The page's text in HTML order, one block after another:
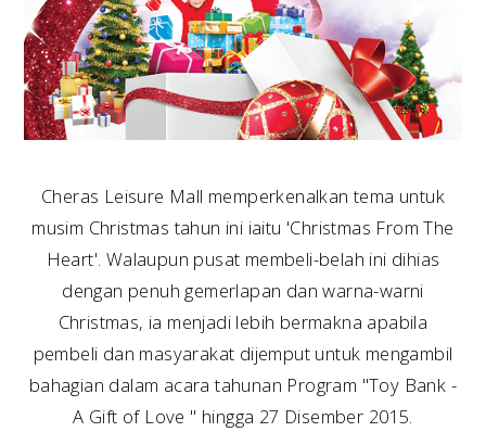
Cheras Leisure Mall memperkenalkan tema untuk
musim Christmas tahun ini iaitu 'Christmas From The
Heart'. Walaupun pusat membeli-belah ini dihias
dengan penuh gemerlapan dan warna-warni
Christmas, ia menjadi lebih bermakna apabila
pembeli dan masyarakat dijemput untuk mengambil
bahagian dalam acara tahunan Program "Toy Bank -
A Gift of Love " hingga 27 Disember 2015.